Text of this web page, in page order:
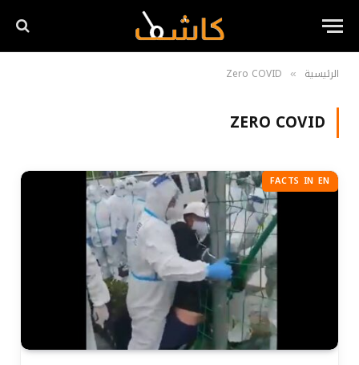
الرئيسية »
Zero COVID
ZERO COVID
FACTS IN EN